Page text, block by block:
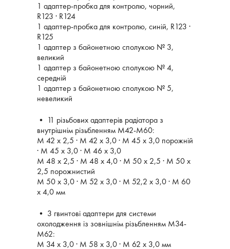
1 адаптер-пробка для контролю, чорний,
R123 ∙ R124
1 адаптер-пробка для контролю, синій, R123 ∙
R125
1 адаптер з байонетною сполукою № 3,
великий
1 адаптер з байонетною сполукою № 4,
середній
1 адаптер з байонетною сполукою № 5,
невеликий
• 11 різьбових адаптерів радіатора з
внутрішнім різьбленням М42-М60:
M 42 x 2,5 ∙ M 42 x 3,0 ∙ M 45 x 3,0 порожній
∙ M 45 x 3,0 ∙ M 46 x 3,0
M 48 x 2,5 ∙ M 48 x 4,0 ∙ M 50 x 2,5 ∙ M 50 x
2,5 порожнистий
M 50 x 3,0 ∙ M 52 x 3,0 ∙ M 52,2 x 3,0 ∙ M 60
x 4,0 мм
• 3 гвинтові адаптери для системи
охолодження із зовнішнім різьбленням М34-
М62:
M 34 x 3,0 ∙ M 58 x 3,0 ∙ M 62 x 3,0 мм